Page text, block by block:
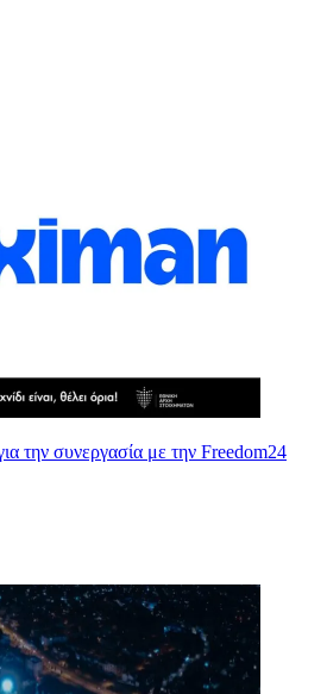
την συνεργασία με την Freedom24